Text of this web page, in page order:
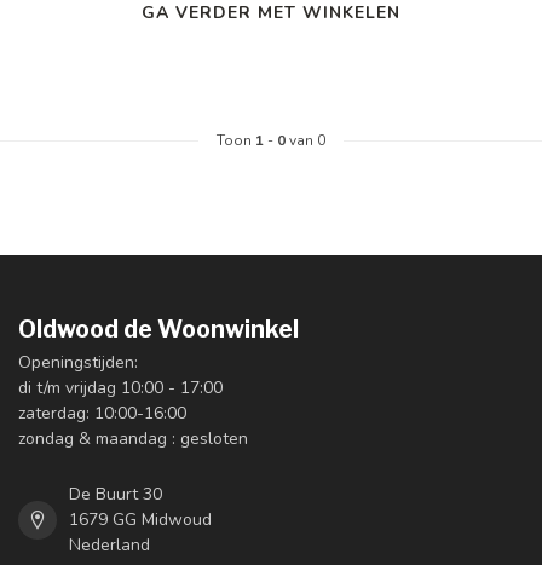
GA VERDER MET WINKELEN
Toon 1 - 0van 0
Oldwood de Woonwinkel
Openingstijden:
di t/m vrijdag 10:00 - 17:00
zaterdag: 10:00-16:00
zondag & maandag : gesloten
De Buurt 30
1679 GG Midwoud
Nederland